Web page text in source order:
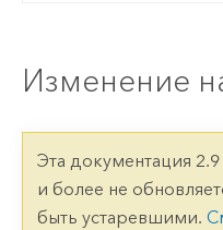
Изменение
Эта документация
и более не
быть устаревшими.